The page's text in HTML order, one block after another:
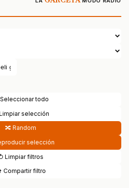
todo
selección
🔀 Random
selección
Limpiar filtros
Compartir filtro